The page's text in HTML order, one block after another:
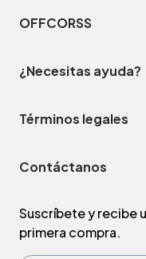
OFFCORSS
¿Necesitas ayuda?
Términos legales
Contáctanos
Suscríbete y recibe
primera compra.